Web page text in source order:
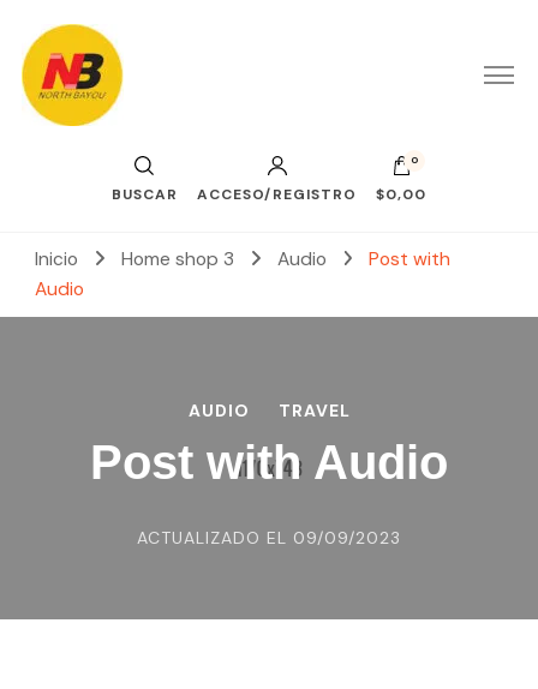
BUSCAR ACCESO/REGISTRO
0
$0,00
Inicio Home shop 3 Audio
Post with
Audio
AUDIO TRAVEL
Post with Audio
ACTUALIZADO EL 09/09/2023